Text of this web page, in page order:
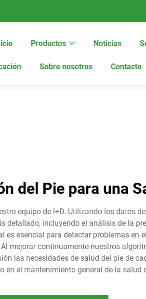
Productos Noticias
Sobre nosotros Contacto
del Pie para una
equipo de I+D. Utilizando los datos
incluyendo el análisis de la
esencial para detectar problemas en
mejorar continuamente nuestros
las necesidades de salud del pie de
en el mantenimiento general de la salud